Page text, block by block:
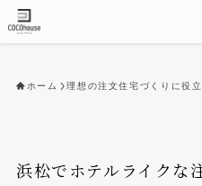
ホーム 理想の注文住宅づくりに役
浜松でホテルライクな